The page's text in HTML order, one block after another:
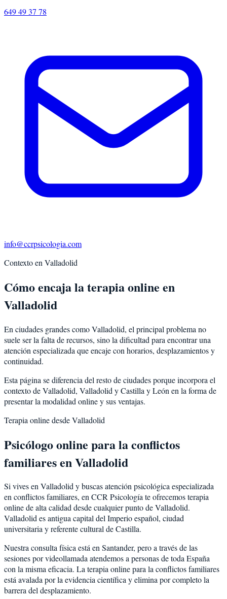
649 49 37 78
info@ccrpsicologia.com
Contexto en Valladolid
Cómo encaja la terapia online en
Valladolid
En ciudades grandes como Valladolid, el principal problema no
suele ser la falta de recursos, sino la dificultad para encontrar una
atención especializada que encaje con horarios, desplazamientos y
continuidad.
Esta página se diferencia del resto de ciudades porque incorpora el
contexto deValladolid, Valladolid yCastilla y León en la forma de
presentar la modalidad online y sus ventajas.
Terapia online desdeValladolid
Psicólogo online para laconflictos
familiaresenValladolid
Si vives enValladolidy buscas atención psicológica especializada
enconflictos familiares, en CCR Psicología te ofrecemos terapia
online de alta calidad desde cualquier punto deValladolid.
Valladolidesantigua capital del Imperio español, ciudad
universitaria y referente cultural de Castilla.
Nuestra consulta física está en Santander, pero a través de las
sesiones por videollamada atendemos a personas de toda España
con la misma eficacia. La terapia online para laconflictos familiares
está avalada por la evidencia científica y elimina por completo la
barrera del desplazamiento.